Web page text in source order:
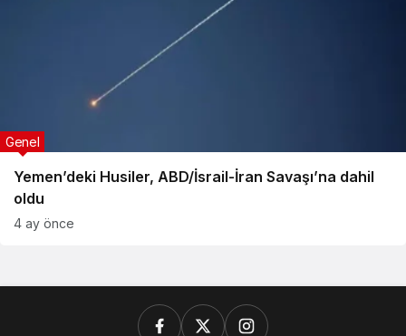
Yemen’deki Husiler, ABD/İsrail-İran Savaşı’na dahil
oldu
Genel
4 ay önce